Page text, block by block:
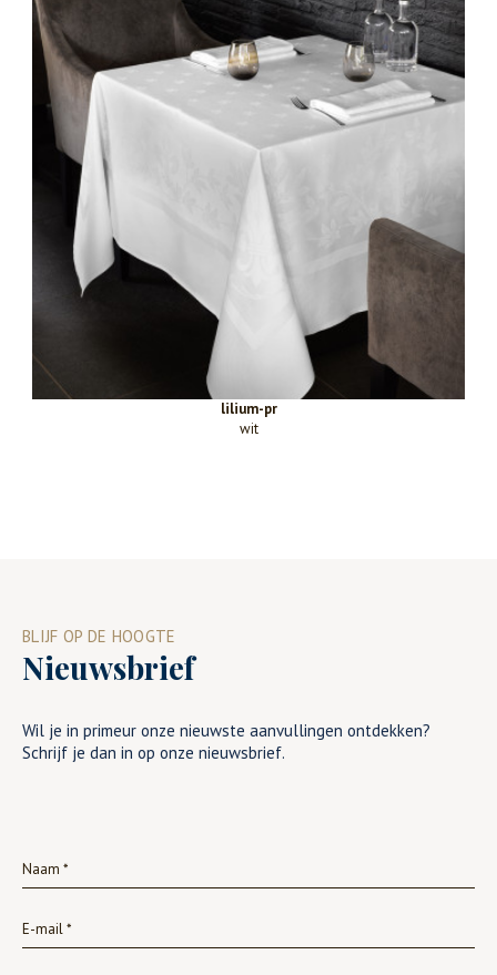
lilium-pr
wit
BLIJF OP DE HOOGTE
Nieuwsbrief
Wil je in primeur onze nieuwste aanvullingen ontdekken?
Schrijf je dan in op onze nieuwsbrief.